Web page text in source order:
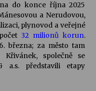
do konce října 2025
a Nerudovou,
plynovod a veřejné
32 milionů korun.
března; za město tam
Křivánek, společně se
a.s. představili etapy